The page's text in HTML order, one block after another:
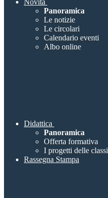
Novità
Panoramica
Le notizie
Le circolari
Calendario eventi
Albo online
Didattica
Panoramica
Offerta formativa
I progetti delle classi
Rassegna Stampa